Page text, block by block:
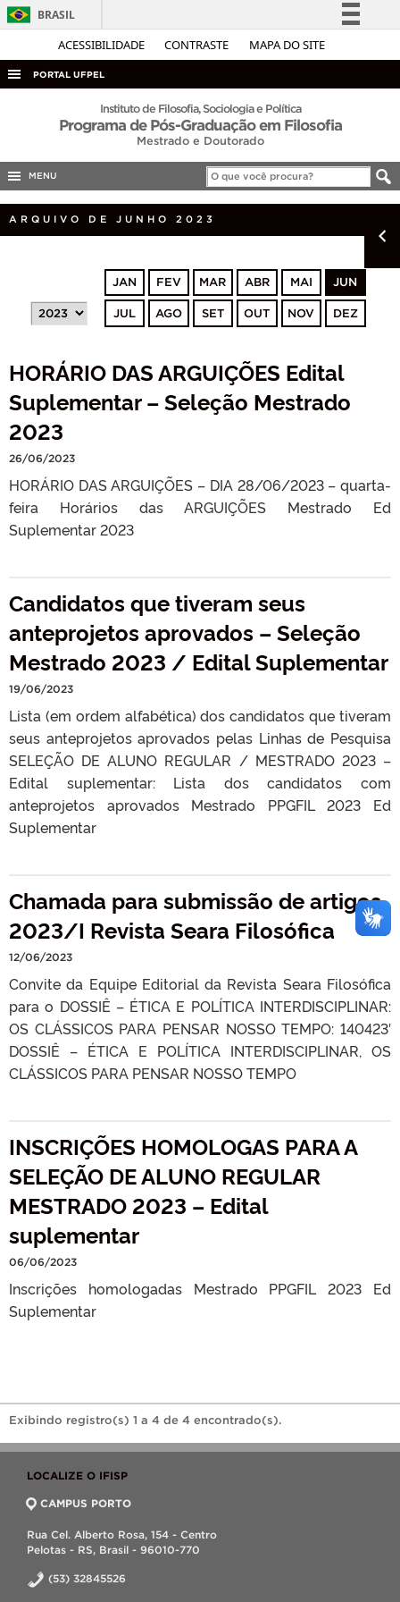
ACESSIBILIDADE CONTRASTE MAPA DO SITE
BRASIL
Simplifique!
Acesso à informação
Canais
PORTAL UFPEL
ACESSO À INFORMAÇÃO
AUDITORIA
PORTARIAS
Instituto de Filosofia, Sociologia e Política
Programa de Pós-Graduação em Filosofia
Mestrado e Doutorado
MENU
ARQUIVO DE JUNHO 2023
JAN FEV MAR ABR MAI JUN
JUL AGO SET OUT NOV DEZ
HORÁRIO DAS ARGUIÇÕES Edital
Suplementar – Seleção Mestrado
2023
26/06/2023
HORÁRIO DAS ARGUIÇÕES – DIA 28/06/2023 – quarta-
feira Horários das ARGUIÇÕES Mestrado Ed
Suplementar 2023
Candidatos que tiveram seus
anteprojetos aprovados – Seleção
Mestrado 2023 / Edital Suplementar
19/06/2023
Lista (em ordem alfabética) dos candidatos que tiveram
seus anteprojetos aprovados pelas Linhas de Pesquisa
SELEÇÃO DE ALUNO REGULAR / MESTRADO 2023 –
Edital suplementar: Lista dos candidatos com
anteprojetos aprovados Mestrado PPGFIL 2023 Ed
Suplementar
Chamada para submissão de artigos
2023/I Revista Seara Filosófica
12/06/2023
Convite da Equipe Editorial da Revista Seara Filosófica
para o DOSSIÊ – ÉTICA E POLÍTICA INTERDISCIPLINAR:
OS CLÁSSICOS PARA PENSAR NOSSO TEMPO: 140423′
DOSSIÊ – ÉTICA E POLÍTICA INTERDISCIPLINAR, OS
CLÁSSICOS PARA PENSAR NOSSO TEMPO
INSCRIÇÕES HOMOLOGAS PARA A
SELEÇÃO DE ALUNO REGULAR
MESTRADO 2023 – Edital
suplementar
06/06/2023
Inscrições homologadas Mestrado PPGFIL 2023 Ed
Suplementar
Exibindo registro(s) 1 a 4 de 4 encontrado(s).
LOCALIZE O IFISP
CAMPUS PORTO
Rua Cel. Alberto Rosa, 154 - Centro
Pelotas - RS, Brasil - 96010-770
(53) 32845526